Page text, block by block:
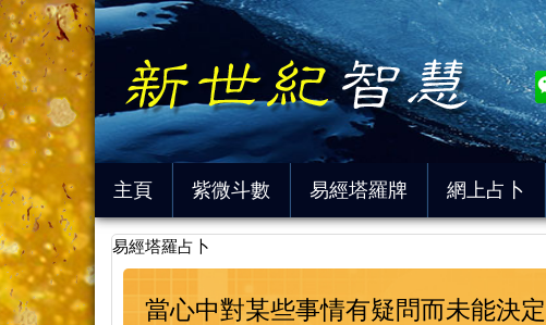
主頁 紫微斗數 易經塔羅牌 網上占卜
易經塔羅占卜
當心中對某些事情有疑問而未能決